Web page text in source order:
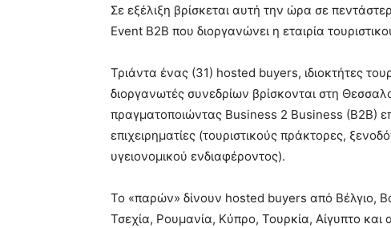
Σε εξέλιξη βρίσκεται αυτή την ώρα σε
Event B2B που διοργανώνει η εταιρία
Τριάντα ένας (31) hosted buyers, ιδιοκτήτες
διοργανωτές συνεδρίων βρίσκονται στη
πραγματοποιώντας Business 2 Business (B2B)
επιχειρηματίες (τουριστικούς πράκτορες,
υγειονομικού ενδιαφέροντος).
Το «παρών» δίνουν hosted buyers από Βέλγιο,
Τσεχία, Ρουμανία, Κύπρο, Τουρκία, Αίγυπτο και